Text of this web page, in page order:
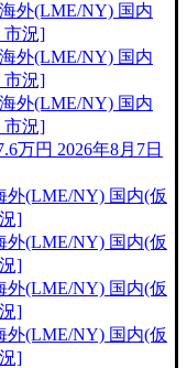
外(LME/NY) 国内
市況]
外(LME/NY) 国内
市況]
外(LME/NY) 国内
市況]
万円 2026年8月7日
外(LME/NY) 国内(仮
]
外(LME/NY) 国内(仮
]
外(LME/NY) 国内(仮
]
外(LME/NY) 国内(仮
]